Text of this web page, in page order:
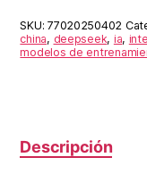
de
la
inteligencia
SKU:77020250402
china, deepseek, ia,
modelos de
Descripción